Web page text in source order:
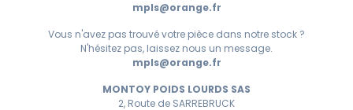
mpls@orange.fr
Vous n'avez pas trouvé votre pièce dans notre stock ?
N'hésitez pas, laissez nous un message.
mpls@orange.fr
MONTOY POIDS LOURDS SAS
2, Route de SARREBRUCK